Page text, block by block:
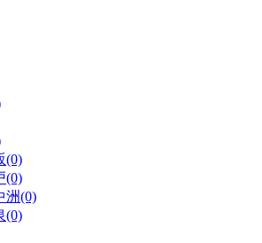
(0)
(0)
洲(0)
(0)